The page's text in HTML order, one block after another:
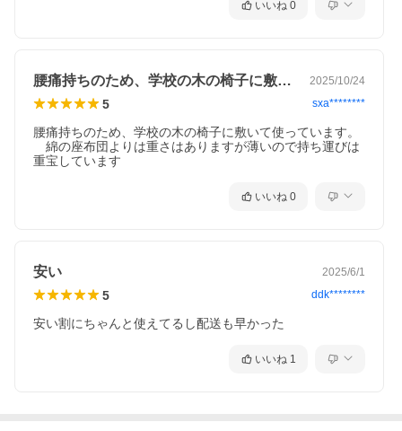
いいね 0
腰痛持ちのため、学校の木の椅子に敷いて… 2025/10/24
5 sxa********
腰痛持ちのため、学校の木の椅子に敷いて使っています。
綿の座布団よりは重さはありますが薄いので持ち運びは
重宝しています
いいね 0
安い 2025/6/1
5 ddk********
安い割にちゃんと使えてるし配送も早かった
いいね 1